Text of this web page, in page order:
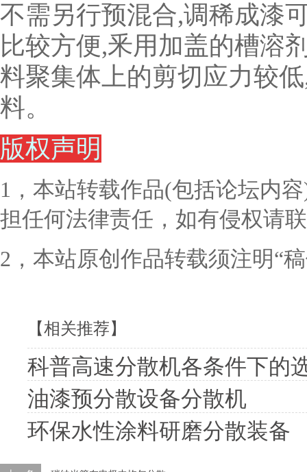
不需另行预混合,调稀成漆
比较方便,釆用加盖的槽溶
料聚集体上的剪切应力较
料。
版权声明
1，本站转载作品(包括论坛内
担任何法律责任，如有侵权请
2，本站原创作品转载须注明“
【相关推荐】
科普高速分散机各条件下的​
油漆预分散设备分散机
环保水性涂料研磨分散装备